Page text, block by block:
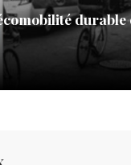
durable